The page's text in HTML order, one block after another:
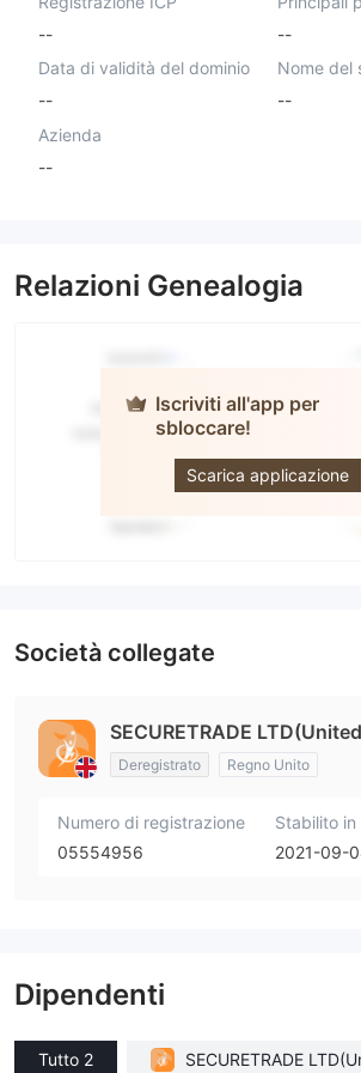
--
--
Data di validità del dominio
--
Nome del
--
Azienda
--
Relazioni Genealogia
Iscriviti all'app per
sbloccare!
Scarica applicazione
Società collegate
SECURETRADE
Deregistrato Regno Unito
Numero di registrazione
05554956
Stabilito in
2021-09-
Dipendenti
Tutto 2 SECURETRADE